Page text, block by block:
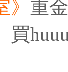
重
買